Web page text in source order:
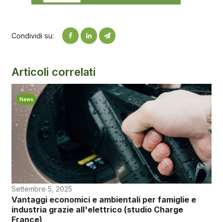
Condividi su:
Articoli correlati
News
Settembre 5, 2025
Vantaggi economici e ambientali per famiglie e
industria grazie all'elettrico (studio Charge
France)